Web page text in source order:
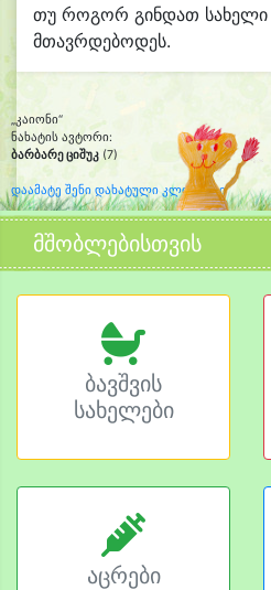
თუ როგორ გინდათ სახელი
მთავრდებოდეს.
„კაიონი“
ნახატის ავტორი:
ბარბარე ციშუკ (7)
დაამატე შენი დახატული კლიპარტი
მშობლებისთვის
ბავშვის
სახელები
აცრები